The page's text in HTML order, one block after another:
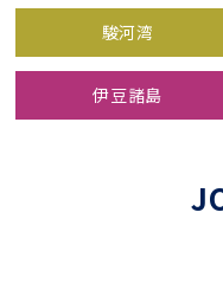
駿河湾
伊豆諸島